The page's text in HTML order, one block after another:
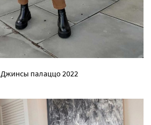
Джинсы палаццо 2022